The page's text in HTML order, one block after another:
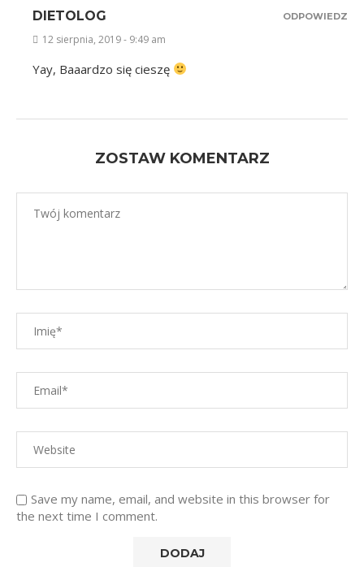
DIETOLOG
12 sierpnia, 2019 - 9:49 am
Yay, Baaardzo się cieszę
ODPOWIEDZ
ZOSTAW KOMENTARZ
Save my name, email, and website in this browser for
the next time I comment.